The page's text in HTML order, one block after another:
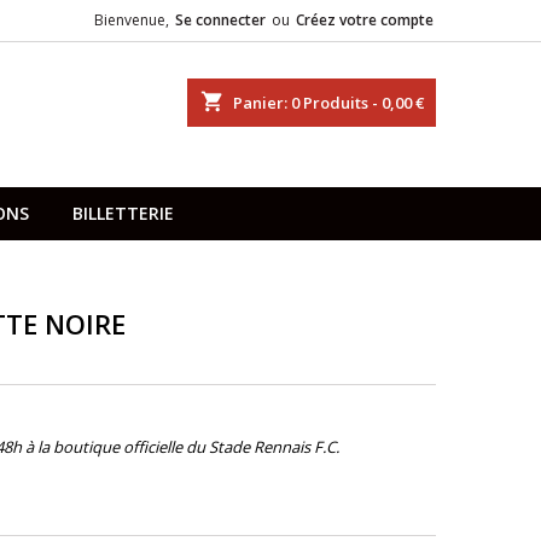
Bienvenue, Se connecter ou Créez votre compte
shopping_cart Panier: 0Produits - 0,00 €
BILLETTERIE
NOIRE
à la boutique officielle du Stade Rennais F.C.